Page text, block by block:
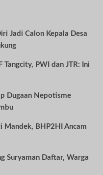
Jadi Calon Kepala Desa
PWI dan JTR: Ini
Dugaan Nepotisme
Mandek, BHP2HI Ancam
Suryaman Daftar, Warga